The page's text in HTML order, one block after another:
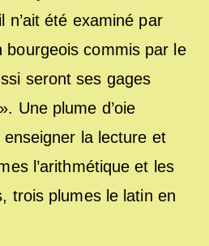
n’ait été examiné par
bourgeois commis par le
seront ses gages
Une plume d’oie
enseigner la lecture et
l’arithmétique et les
trois plumes le latin en